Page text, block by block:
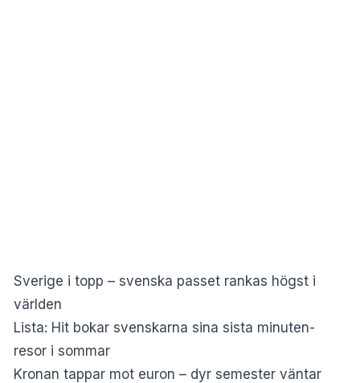
Sverige i topp – svenska passet rankas högst i
världen
Lista: Hit bokar svenskarna sina sista minuten-
resor i sommar
Kronan tappar mot euron – dyr semester väntar